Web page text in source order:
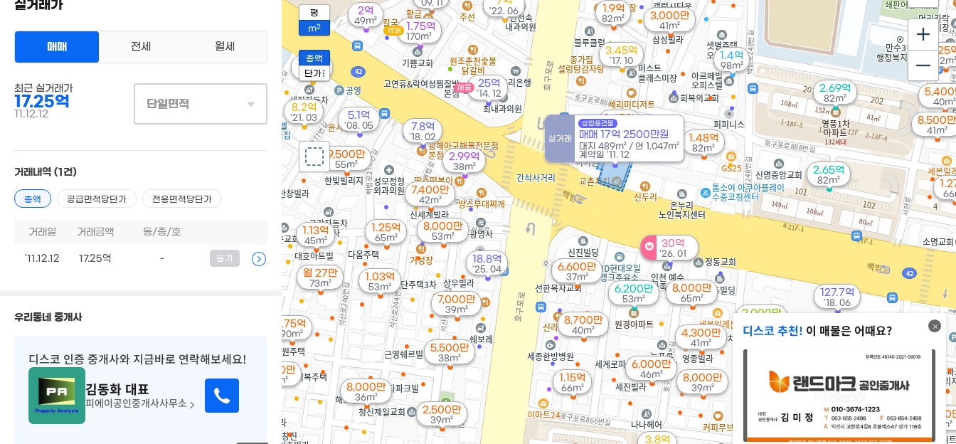
25억
'14. 12
매물
1.75억
170m²
경매
3,000만
41m²
4,300만
41m²
6,200만
53m²
8,700만
40m²
1.4억
98m²
9,900만
53m² 8,000만
39m²
5,400
40m²
30억
'26. 01
2.65억
82m²
6,300
41m²
2.69억
82m²
2,500만
39m²
6,600만
37m²
월 27만
73m²
1.47억
82m²
8,500만
41m²
6,000만
46m²
18.8억
'25. 04
1.03억
53m²
1.48억
82m²
8,000만
36m²
5,500만
38m²
9,500만
55m²
2.99억
38m²
7,000만
39m²
1.25
62m²
56m²
8,000만
53m²
1.9억
82m²
1.25억
65m²
7,400만
42m²
'22. 06
1.13억
45m²
1.75억
90m²
8,000만
65m²
8.2억
'21. 03
1.15억
66m²
2억
49m²
12.8억
'19. 01
127.7억
'18. 06
3.8억
7.8억
'18. 02
3.45억
'17. 10
2,000만
실거래
상업용건물
매매 17억 2500만원
대지 489m² / 연 1,047m²
계약일 '11. 12
'09. 11
5.1억
'08. 05
디스코 추천! 이 매물은 어때요?
평
m2
총액
단가
실거래가
매매 전세 월세
최근 실거래가
17.25억
11.12.12
단일면적
거래내역 (1건)
총액 공급면적당단가 전용면적당단가
거래일 거래금액 동/층/호
'11.12.12 17.25억 - 등기
우리동네 중개사
디스코 인증 중개사와 지금바로 연락해보세요!
김동화 대표
피에이공인중개사사무소